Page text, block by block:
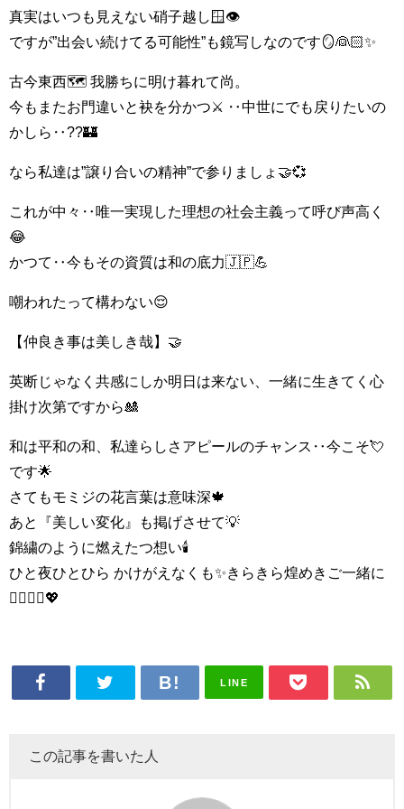
真実はいつも見えない硝子越し🪟👁
ですが”出会い続けてる可能性”も鏡写しなのです🪞👰🏻✨
古今東西🗺 我勝ちに明け暮れて尚。
今もまたお門違いと袂を分かつ⚔️ ‥中世にでも戻りたいの
かしら‥??🏰
なら私達は”譲り合いの精神”で参りましょ🤝💞
これが中々‥唯一実現した理想の社会主義って呼び声高く
😂
かつて‥今もその資質は和の底力🇯🇵💪
嘲われたって構わない😌
【仲良き事は美しき哉】🤝
英断じゃなく共感にしか明日は来ない、一緒に生きてく心
掛け次第ですから🎎
和は平和の和、私達らしさアピールのチャンス‥今こそ💘
です🌟
さてもモミジの花言葉は意味深🍁
あと『美しい変化』も掲げさせて💡
錦繍のように燃えたつ想い🕯
ひと夜ひとひら かけがえなくも✨きらきら煌めきご一緒に
👩‍❤️‍💋‍👨💖
LINE
この記事を書いた人